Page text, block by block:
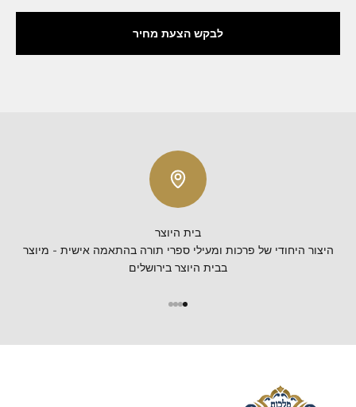
לבקש הצעת מחיר
בית היוצר
היצור היחודי של פרכות ומעילי ספרי תורה בהתאמה אישית - מיוצר
בבית היוצר בירושלים